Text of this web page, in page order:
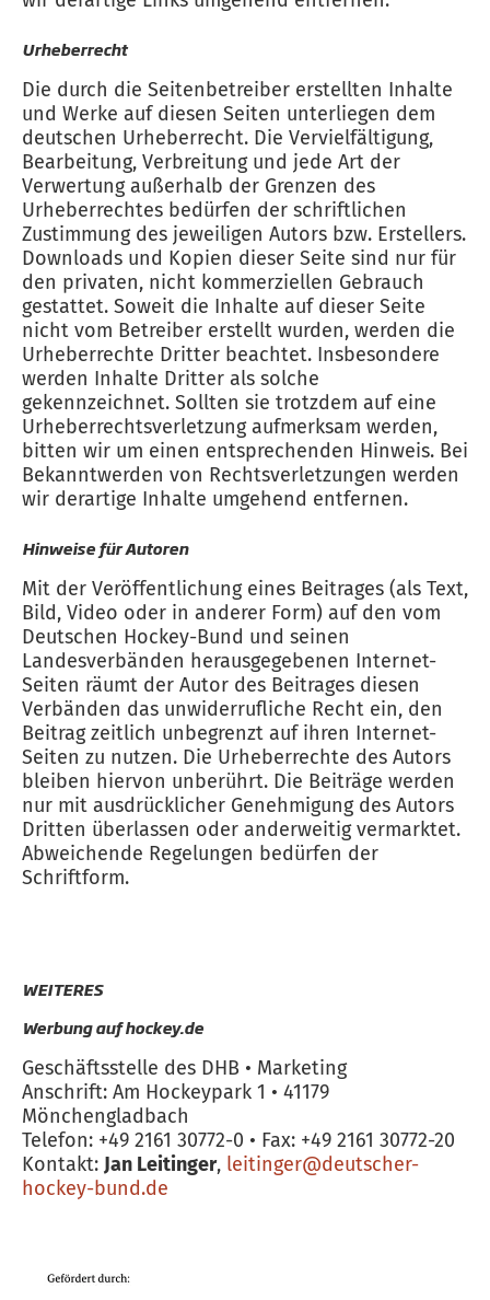
Urheberrecht
Die durch die Seitenbetreiber erstellten Inhalte
und Werke auf diesen Seiten unterliegen dem
deutschen Urheberrecht. Die Vervielfältigung,
Bearbeitung, Verbreitung und jede Art der
Verwertung außerhalb der Grenzen des
Urheberrechtes bedürfen der schriftlichen
Zustimmung des jeweiligen Autors bzw. Erstellers.
Downloads und Kopien dieser Seite sind nur für
den privaten, nicht kommerziellen Gebrauch
gestattet. Soweit die Inhalte auf dieser Seite
nicht vom Betreiber erstellt wurden, werden die
Urheberrechte Dritter beachtet. Insbesondere
werden Inhalte Dritter als solche
gekennzeichnet. Sollten sie trotzdem auf eine
Urheberrechtsverletzung aufmerksam werden,
bitten wir um einen entsprechenden Hinweis. Bei
Bekanntwerden von Rechtsverletzungen werden
wir derartige Inhalte umgehend entfernen.
Hinweise für Autoren
Mit der Veröffentlichung eines Beitrages (als Text,
Bild, Video oder in anderer Form) auf den vom
Deutschen Hockey-Bund und seinen
Landesverbänden herausgegebenen Internet-
Seiten räumt der Autor des Beitrages diesen
Verbänden das unwiderrufliche Recht ein, den
Beitrag zeitlich unbegrenzt auf ihren Internet-
Seiten zu nutzen. Die Urheberrechte des Autors
bleiben hiervon unberührt. Die Beiträge werden
nur mit ausdrücklicher Genehmigung des Autors
Dritten überlassen oder anderweitig vermarktet.
Abweichende Regelungen bedürfen der
Schriftform.
WEITERES
Werbung auf hockey.de
Geschäftsstelle des DHB • Marketing
Anschrift: Am Hockeypark 1 • 41179
Mönchengladbach
Telefon: +49 2161 30772-0 • Fax: +49 2161 30772-20
Kontakt: Jan Leitinger, leitinger@deutscher-
hockey-bund.de